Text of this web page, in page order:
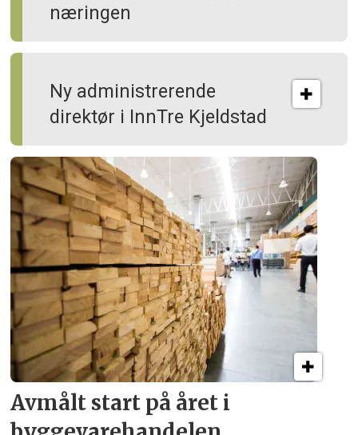
næringen
Ny administrerende
direktør i InnTre Kjeldstad
Avmålt start på året i